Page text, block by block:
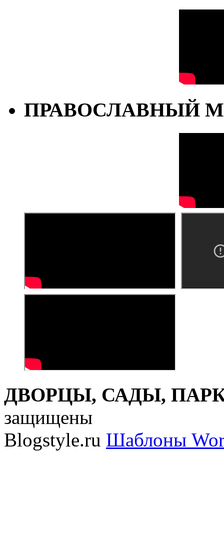
ПРАВОСЛАВНЫЙ
ДВОРЦЫ, САДЫ,
защищены
Blogstyle.ru Шаблоны